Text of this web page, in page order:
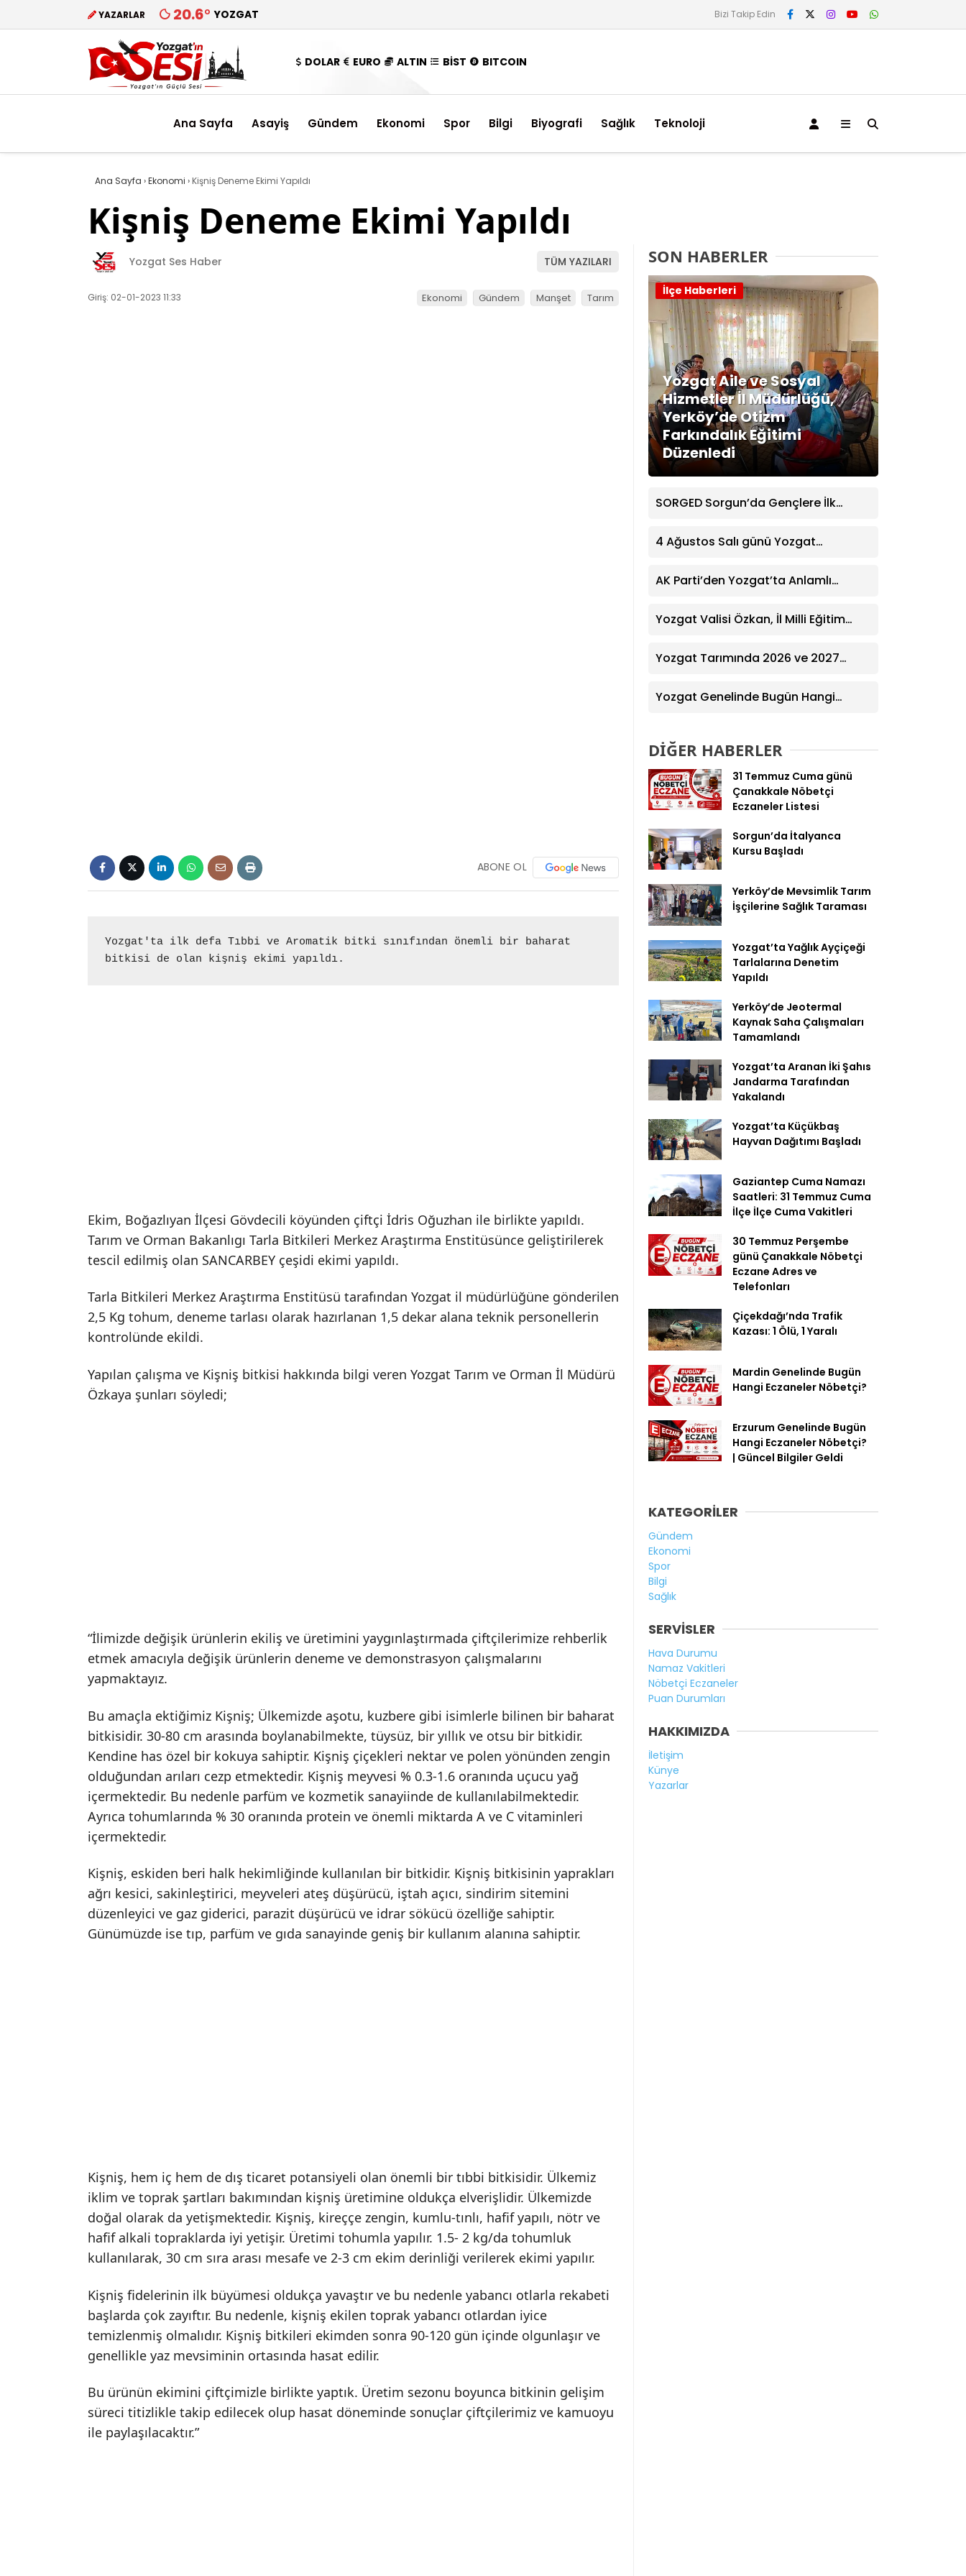
YAZARLAR 20.6° YOZGAT Bizi Takip Edin
DOLAR EURO ALTIN BİST BITCOIN
Ana Sayfa Asayiş Gündem Ekonomi Spor Bilgi Biyografi Sağlık Teknoloji
Ana Sayfa ›Ekonomi › Kişniş Deneme Ekimi Yapıldı
Kişniş Deneme Ekimi Yapıldı
Yozgat Ses Haber TÜM YAZILARI
Giriş: 02-01-2023 11:33 Ekonomi Gündem Manşet Tarım
ABONE OL
Yozgat'ta ilk defa Tıbbi ve Aromatik bitki sınıfından önemli bir baharat
bitkisi de olan kişniş ekimi yapıldı.
Ekim, Boğazlıyan İlçesi Gövdecili köyünden çiftçi İdris Oğuzhan ile birlikte yapıldı.
Tarım ve Orman Bakanlıgı Tarla Bitkileri Merkez Araştırma Enstitüsünce geliştirilerek
tescil edilmiş olan SANCARBEY çeşidi ekimi yapıldı.
Tarla Bitkileri Merkez Araştırma Enstitüsü tarafından Yozgat il müdürlüğüne gönderilen
2,5 Kg tohum, deneme tarlası olarak hazırlanan 1,5 dekar alana teknik personellerin
kontrolünde ekildi.
Yapılan çalışma ve Kişniş bitkisi hakkında bilgi veren Yozgat Tarım ve Orman İl Müdürü
Özkaya şunları söyledi;
“İlimizde değişik ürünlerin ekiliş ve üretimini yaygınlaştırmada çiftçilerimize rehberlik
etmek amacıyla değişik ürünlerin deneme ve demonstrasyon çalışmalarını
yapmaktayız.
Bu amaçla ektiğimiz Kişniş; Ülkemizde aşotu, kuzbere gibi isimlerle bilinen bir baharat
bitkisidir. 30-80 cm arasında boylanabilmekte, tüysüz, bir yıllık ve otsu bir bitkidir.
Kendine has özel bir kokuya sahiptir. Kişniş çiçekleri nektar ve polen yönünden zengin
olduğundan arıları cezp etmektedir. Kişniş meyvesi % 0.3-1.6 oranında uçucu yağ
içermektedir. Bu nedenle parfüm ve kozmetik sanayiinde de kullanılabilmektedir.
Ayrıca tohumlarında % 30 oranında protein ve önemli miktarda A ve C vitaminleri
içermektedir.
Kişniş, eskiden beri halk hekimliğinde kullanılan bir bitkidir. Kişniş bitkisinin yaprakları
ağrı kesici, sakinleştirici, meyveleri ateş düşürücü, iştah açıcı, sindirim sitemini
düzenleyici ve gaz giderici, parazit düşürücü ve idrar sökücü özelliğe sahiptir.
Günümüzde ise tıp, parfüm ve gıda sanayinde geniş bir kullanım alanına sahiptir.
Kişniş, hem iç hem de dış ticaret potansiyeli olan önemli bir tıbbi bitkisidir. Ülkemiz
iklim ve toprak şartları bakımından kişniş üretimine oldukça elverişlidir. Ülkemizde
doğal olarak da yetişmektedir. Kişniş, kireççe zengin, kumlu-tınlı, hafif yapılı, nötr ve
hafif alkali topraklarda iyi yetişir. Üretimi tohumla yapılır. 1.5- 2 kg/da tohumluk
kullanılarak, 30 cm sıra arası mesafe ve 2-3 cm ekim derinliği verilerek ekimi yapılır.
Kişniş fidelerinin ilk büyümesi oldukça yavaştır ve bu nedenle yabancı otlarla rekabeti
başlarda çok zayıftır. Bu nedenle, kişniş ekilen toprak yabancı otlardan iyice
temizlenmiş olmalıdır. Kişniş bitkileri ekimden sonra 90-120 gün içinde olgunlaşır ve
genellikle yaz mevsiminin ortasında hasat edilir.
Bu ürünün ekimini çiftçimizle birlikte yaptık. Üretim sezonu boyunca bitkinin gelişim
süreci titizlikle takip edilecek olup hasat döneminde sonuçlar çiftçilerimiz ve kamuoyu
ile paylaşılacaktır.”
SON HABERLER
Yozgat Aile ve Sosyal
Hizmetler İl Müdürlüğü,
Yerköy’de Otizm
Farkındalık Eğitimi
Düzenledi
İlçe Haberleri
SORGED Sorgun’da Gençlere İlk
4 Ağustos Salı günü Yozgat
Eczane
AK Parti’den Yozgat’ta Anlamlı
Dernek Üyeleriyle Buluştu
Yozgat Valisi Özkan, İl Milli Eğitim
Yozgat Tarımında 2026 ve 2027
Yozgat Genelinde Bugün Hangi
DİĞER HABERLER
31 Temmuz Cuma günü
Çanakkale Nöbetçi
Eczaneler Listesi
Sorgun’da İtalyanca
Kursu Başladı
Yerköy’de Mevsimlik Tarım
İşçilerine Sağlık Taraması
Yozgat’ta Yağlık Ayçiçeği
Tarlalarına Denetim
Yapıldı
Yerköy’de Jeotermal
Kaynak Saha Çalışmaları
Tamamlandı
Yozgat’ta Aranan İki Şahıs
Jandarma Tarafından
Yakalandı
Yozgat’ta Küçükbaş
Hayvan Dağıtımı Başladı
Gaziantep Cuma Namazı
Saatleri: 31 Temmuz Cuma
İlçe İlçe Cuma Vakitleri
30 Temmuz Perşembe
günü Çanakkale Nöbetçi
Eczane Adres ve
Telefonları
Çiçekdağı’nda Trafik
Kazası: 1 Ölü, 1 Yaralı
Mardin Genelinde Bugün
Hangi Eczaneler Nöbetçi?
Erzurum Genelinde Bugün
Hangi Eczaneler Nöbetçi?
| Güncel Bilgiler Geldi
KATEGORİLER
Gündem
Ekonomi
Spor
Bilgi
Sağlık
SERVİSLER
Hava Durumu
Namaz Vakitleri
Nöbetçi Eczaneler
Puan Durumları
HAKKIMIZDA
İletişim
Künye
Yazarlar